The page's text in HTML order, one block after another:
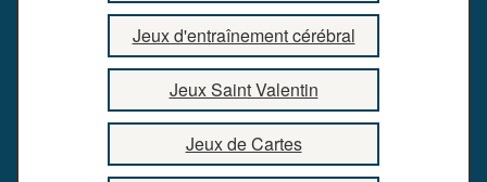
Jeux d'entraînement cérébral
Jeux Saint Valentin
Jeux de Cartes